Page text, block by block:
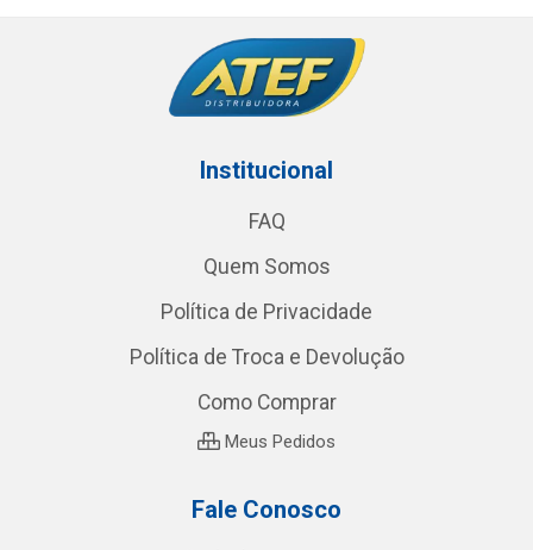
Institucional
FAQ
Quem Somos
Política de Privacidade
Política de Troca e Devolução
Como Comprar
Meus Pedidos
Fale Conosco